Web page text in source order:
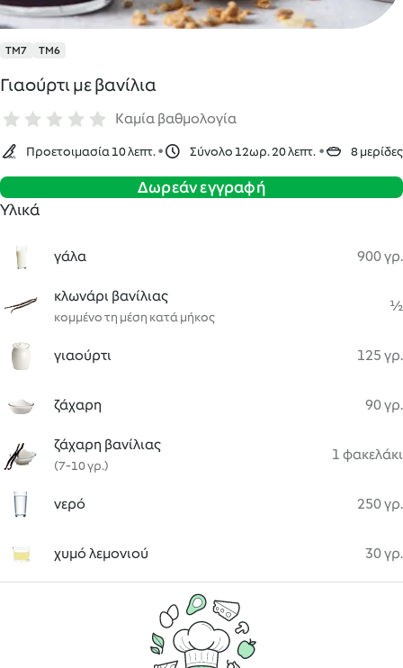
TM7 TM6
Γιαούρτι με βανίλια
Καμία βαθμολογία
Προετοιμασία 10 λεπτ. Σύνολο 12ωρ. 20 λεπτ. 8 μερίδες
Δωρεάν εγγραφή
Υλικά
γάλα 900 γρ.
κλωνάρι βανίλιας
κομμένο τη μέση κατά μήκος
½
γιαούρτι 125 γρ.
ζάχαρη 90 γρ.
ζάχαρη βανίλιας
(7-10 γρ.)
1 φακελάκι
νερό 250 γρ.
χυμό λεμονιού 30 γρ.